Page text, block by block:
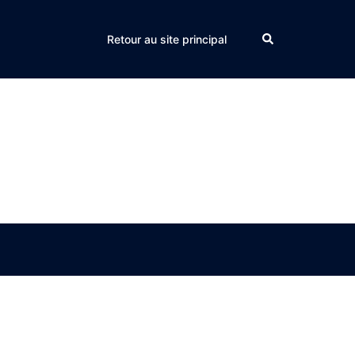
Retour au site principal Search